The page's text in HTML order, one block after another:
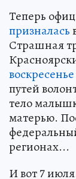
Теперь
призналась
Страшная
воскресенье
путей
тело
матерью.
регионах...
И вот 7